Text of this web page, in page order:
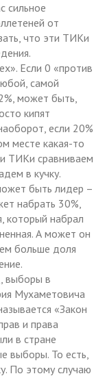
сильное
от
что эти ТИКи
Если 0 «против
самой
может быть,
кипят
если 20%
месте какая-то
ТИКи сравниваем
в кучку.
быть лидер –
набрать 30%,
который набрал
А может он
больше доля
выборы в
Мухаметовича
«Закон
и права
в стране
выборы. То есть,
По этому случаю